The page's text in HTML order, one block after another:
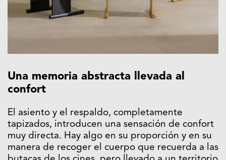
Una memoria abstracta llevada al
confort
El asiento y el respaldo, completamente
tapizados, introducen una sensación de confort
muy directa. Hay algo en su proporción y en su
manera de recoger el cuerpo que recuerda a las